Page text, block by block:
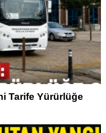
Tarife Yürürlüğe